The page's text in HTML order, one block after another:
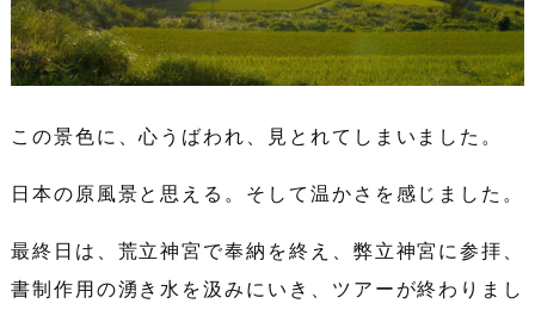
この景色に、心うばわれ、見とれてしまいました。
日本の原風景と思える。そして温かさを感じました。
最終日は、荒立神宮で奉納を終え、弊立神宮に参拝、
書制作用の湧き水を汲みにいき、ツアーが終わりまし